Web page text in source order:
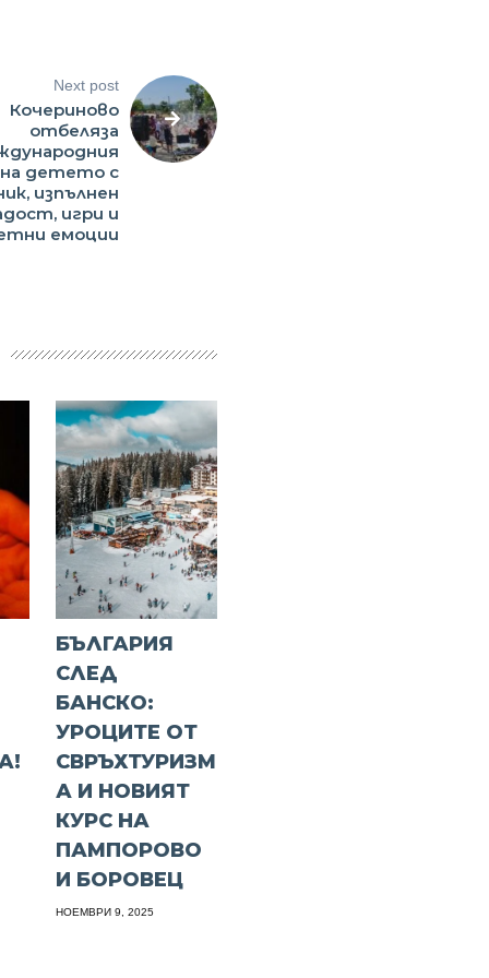
Next post
Кочериново
отбеляза
детето с
изпълнен
игри и
емоции
БЪЛГАРИЯ
СЛЕД
БАНСКО:
УРОЦИТЕ ОТ
СВРЪХТУРИЗМ
А И НОВИЯТ
КУРС НА
ПАМПОРОВО
И БОРОВЕЦ
НОЕМВРИ 9, 2025